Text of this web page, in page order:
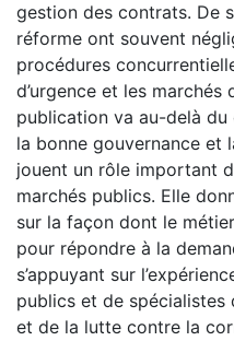
gestion des contrats. De
réforme ont souvent
procédures
d’urgence et les marchés
publication va au-delà
la bonne gouvernance et
jouent un rôle important
marchés publics. Elle
sur la façon dont le
pour répondre à la
s’appuyant sur
publics et de spécialistes
et de la lutte contre la